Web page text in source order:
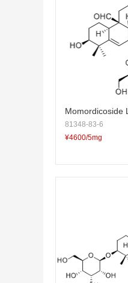
Momordicoside L
81348-83-6
¥4600/5mg